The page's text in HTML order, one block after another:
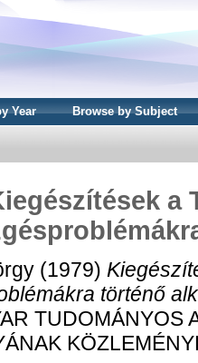
Year Browse by Subject
a
(1979)
történő
TUDOMÁNYOS